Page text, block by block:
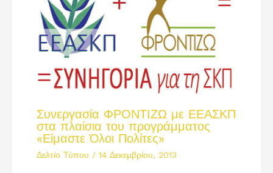
Συνεργασία ΦΡΟΝΤΙΖΩ με ΕΕΑΣΚΠ
στα πλαίσια του προγράμματος
«Είμαστε Όλοι Πολίτες»
Δελτίο Τύπου / 14 Δεκεμβρίου, 2013